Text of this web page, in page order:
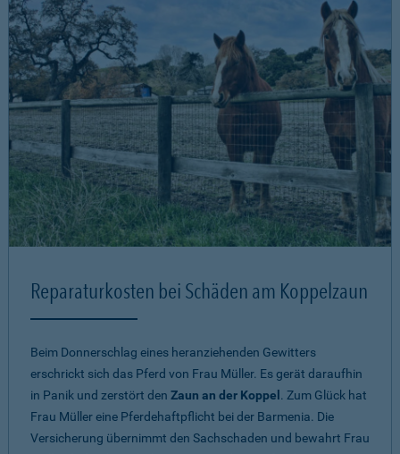
Reparaturkosten bei Schäden am Koppelzaun
Beim Donnerschlag eines heranziehenden Gewitters
erschrickt sich das Pferd von Frau Müller. Es gerät daraufhin
in Panik und zerstört den Zaun an der Koppel . Zum Glück hat
Frau Müller eine Pferdehaftpflicht bei der Barmenia. Die
Versicherung übernimmt den Sachschaden und bewahrt Frau